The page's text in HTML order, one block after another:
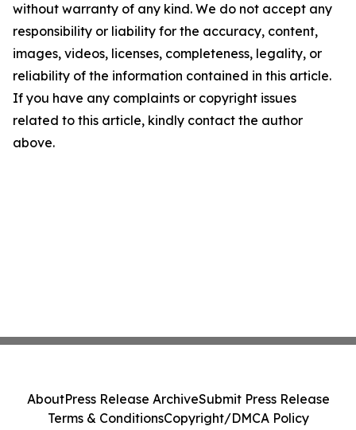
without warranty of any kind. We do not accept any
responsibility or liability for the accuracy, content,
images, videos, licenses, completeness, legality, or
reliability of the information contained in this article.
If you have any complaints or copyright issues
related to this article, kindly contact the author
above.
AboutPress Release ArchiveSubmit Press Release
Terms & ConditionsCopyright/DMCA Policy